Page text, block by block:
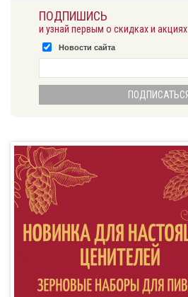
ПОДПИШИСЬ
и узнай первым о скидках и акциях
Новости сайта